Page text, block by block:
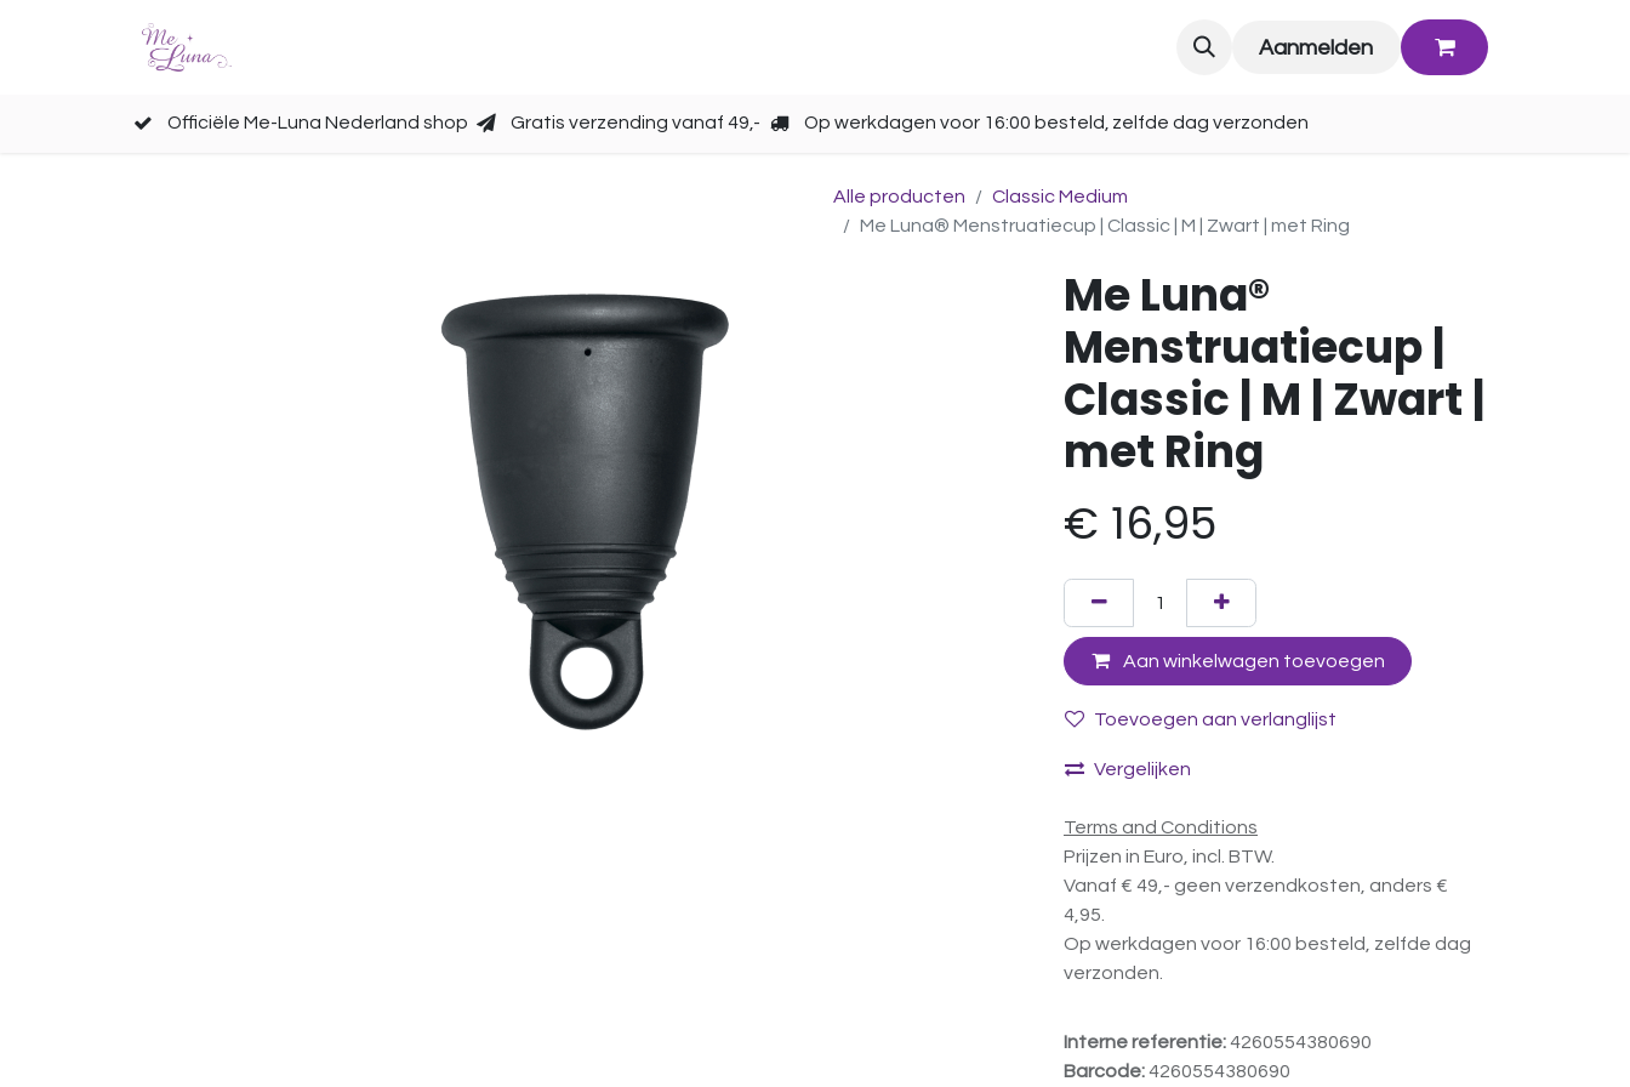
Aanmelden
Officiële Me-Luna Nederland shop Gratis verzending vanaf 49,- Op werkdagen voor 16:00 besteld, zelfde dag verzonden
Alle producten
Classic Medium
Me Luna® Menstruatiecup | Classic | M | Zwart | met Ring
Me Luna®
Menstruatiecup |
Classic | M | Zwart |
met Ring
€ 16,95
Aan winkelwagen toevoegen
Toevoegen aan verlanglijst
Vergelijken
Terms and Conditions
Prijzen in Euro, incl. BTW.
Vanaf € 49,- geen verzendkosten, anders €
4,95.
Op werkdagen voor 16:00 besteld, zelfde dag
verzonden.
Interne referentie:4260554380690
Barcode:4260554380690